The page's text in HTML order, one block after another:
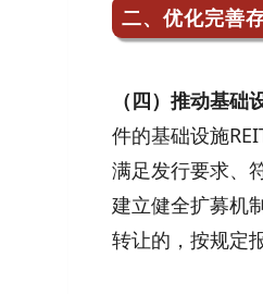
二、优化完善
（四）推动基础
件的基础设施
满足发行要求、
建立健全扩募机
转让的，按规定